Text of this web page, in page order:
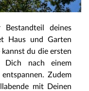
deines
Haus und Garten
kannst du die ersten
Dich nach einem
Zudem
mit Deinen